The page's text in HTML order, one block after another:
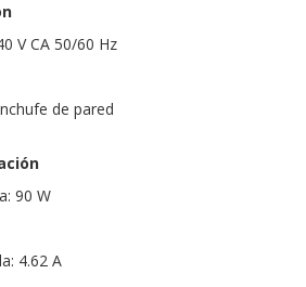
V CA 50/60 Hz
de pared
90 W
4.62 A